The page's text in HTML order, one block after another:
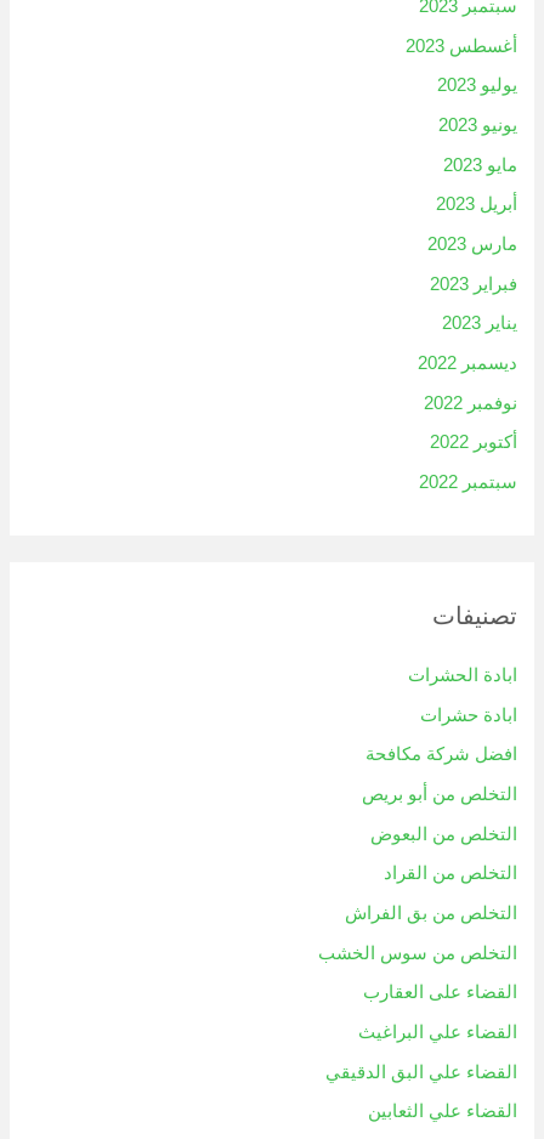
سبتمبر 2023
أغسطس 2023
يوليو 2023
يونيو 2023
مايو 2023
أبريل 2023
مارس 2023
فبراير 2023
يناير 2023
ديسمبر 2022
نوفمبر 2022
أكتوبر 2022
سبتمبر 2022
تصنيفات
ابادة الحشرات
ابادة حشرات
افضل شركة مكافحة
التخلص من أبو بريص
التخلص من البعوض
التخلص من القراد
التخلص من بق الفراش
التخلص من سوس الخشب
القضاء على العقارب
القضاء علي البراغيث
القضاء علي البق الدقيقي
القضاء علي الثعابين